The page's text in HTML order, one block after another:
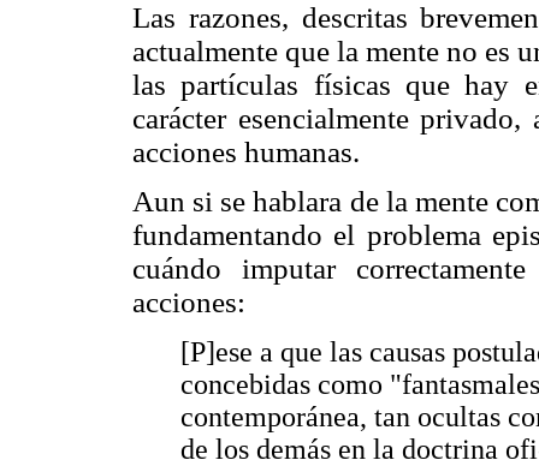
Las razones, descritas
actualmente que la mente no es
las partículas físicas que hay
carácter esencialmente
acciones humanas.
Aun si se hablara de la mente
fundamentando el problema
cuándo imputar
acciones:
[P]ese a que las causas
concebidas como
contemporánea, tan ocultas
de los demás en la doctrina